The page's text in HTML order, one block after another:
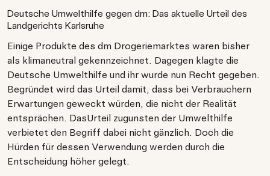
Deutsche Umwelthilfe gegen dm: Das aktuelle Urteil des
Landgerichts Karlsruhe
Einige Produkte des dm Drogeriemarktes waren bisher
als klimaneutral gekennzeichnet. Dagegen klagte die
Deutsche Umwelthilfe und ihr wurde nun Recht gegeben.
Begründet wird das Urteil damit, dass bei Verbrauchern
Erwartungen geweckt würden, die nicht der Realität
entsprächen. DasUrteil zugunsten der Umwelthilfe
verbietet den Begriff dabei nicht gänzlich. Doch die
Hürden für dessen Verwendung werden durch die
Entscheidung höher gelegt.